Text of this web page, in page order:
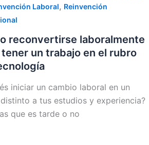
Laboral, Reinvención
reconvertirse laboralmente
tener un trabajo en el rubro
iniciar un cambio laboral en un
a tus estudios y experiencia?
que es tarde o no